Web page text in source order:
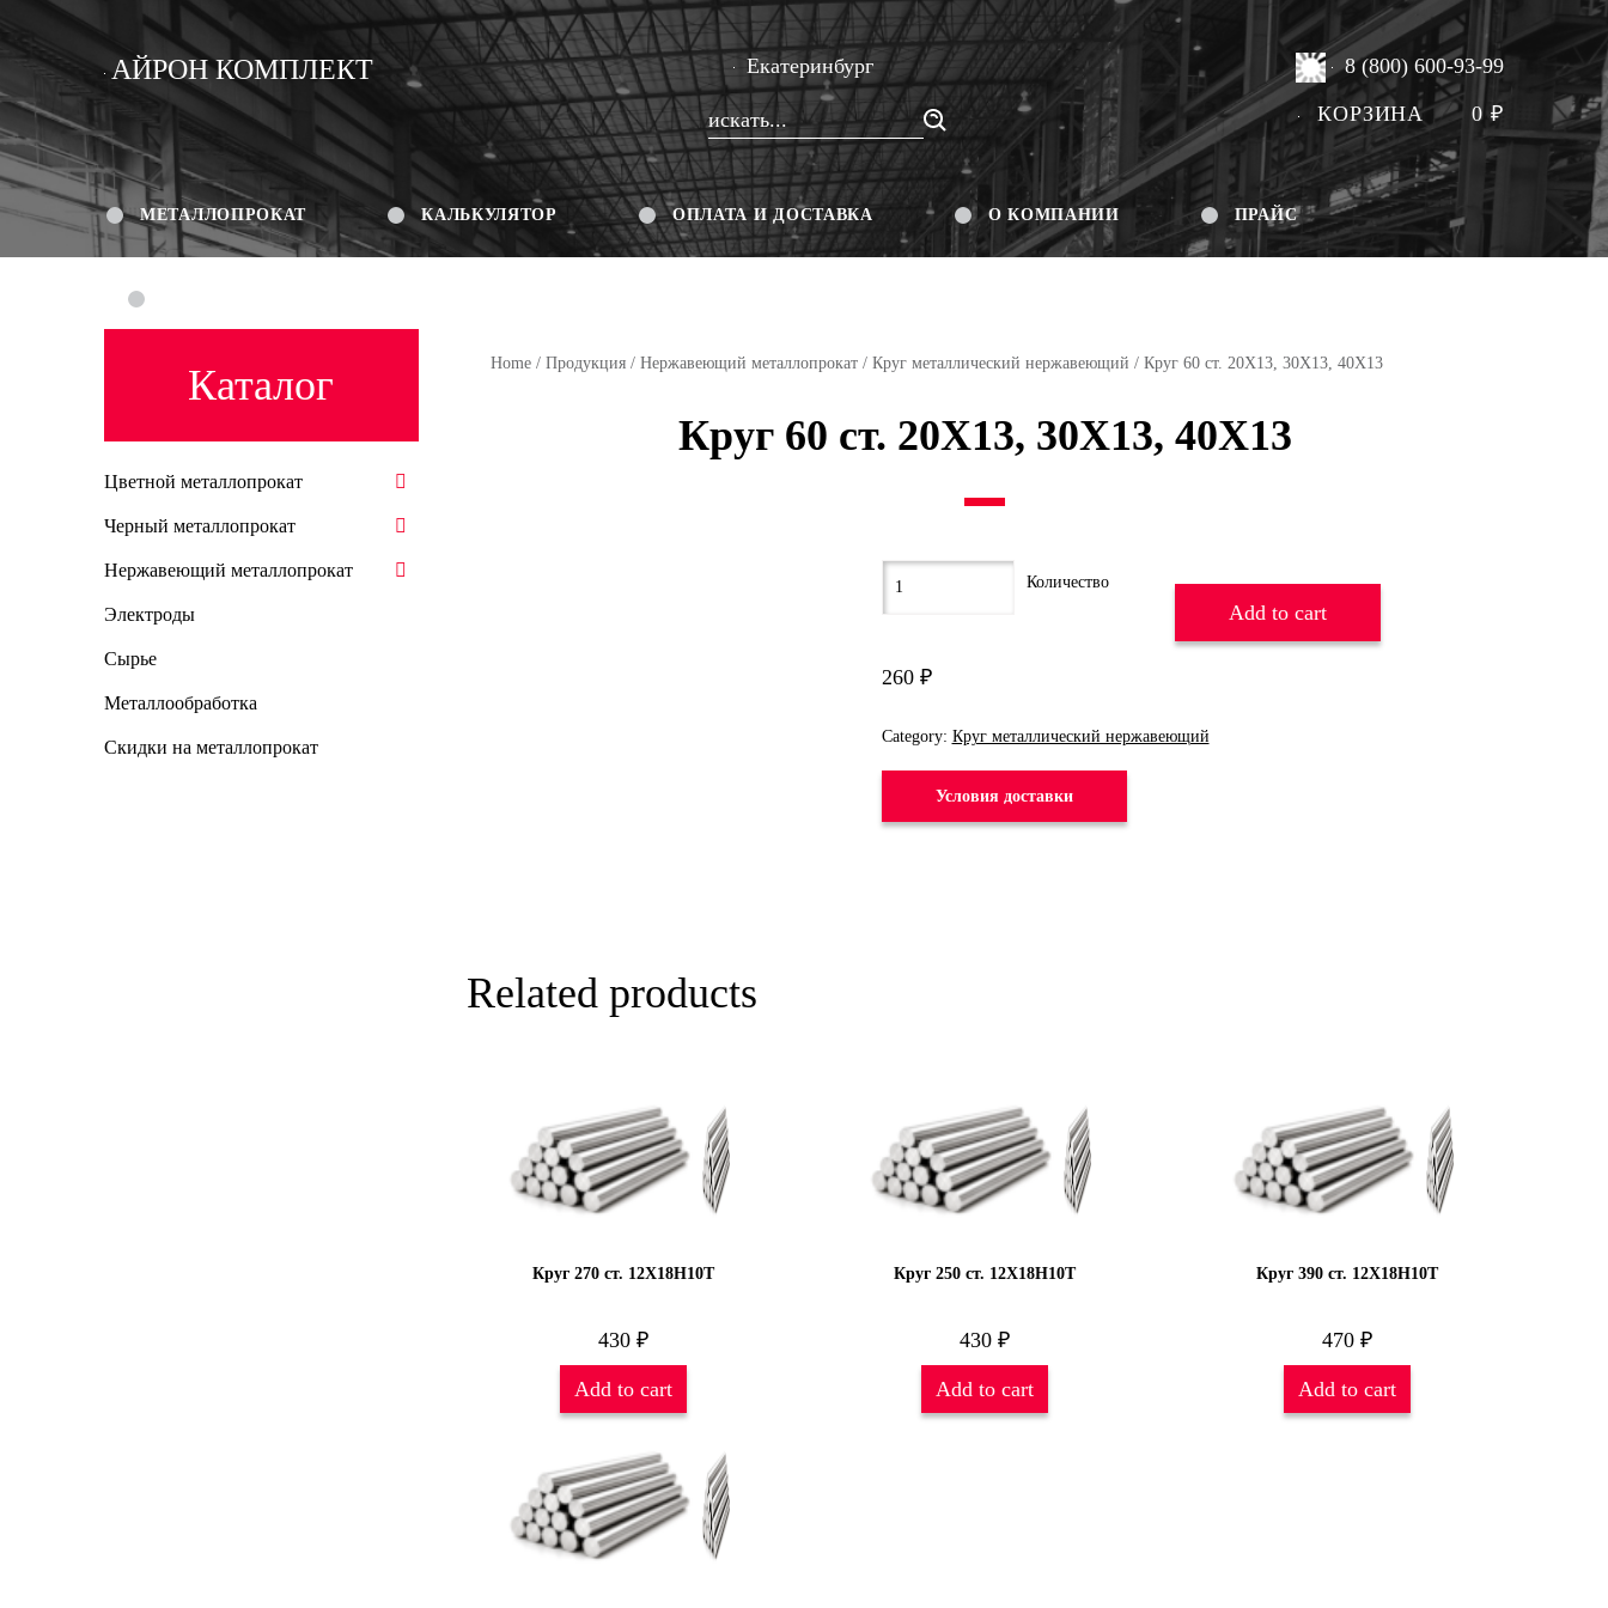
АЙРОН КОМПЛЕКТ Екатеринбург 8 (800) 600-93-99
КОРЗИНА 0₽
МЕТАЛЛОПРОКАТ КАЛЬКУЛЯТОР ОПЛАТА И ДОСТАВКА О КОМПАНИИ ПРАЙС
Home/ Продукция/ Нержавеющий металлопрокат/ Круг металлический нержавеющий / Круг 60 ст. 20Х13, 30Х13, 40Х13
Круг 60 ст. 20Х13, 30Х13, 40Х13
260 ₽
Add to cart
Category: Круг металлический нержавеющий
Условия доставки
Related products
Круг 270 ст. 12Х18Н10Т
430 ₽
Add to cart
Круг 250 ст. 12Х18Н10Т
430₽
Add to cart
Круг 390 ст. 12Х18Н10Т
470 ₽
Add to cart
Каталог
Цветной металлопрокат
Черный металлопрокат
Нержавеющий металлопрокат
Электроды
Сырье
Металлообработка
Скидки на металлопрокат